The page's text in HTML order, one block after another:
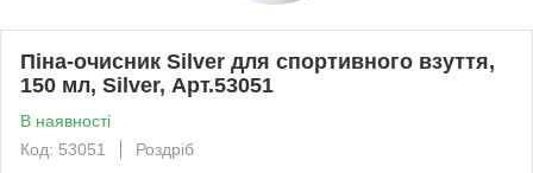
Піна-очисник Silver для спортивного взуття,
150 мл, Silver, Арт.53051
В наявності
Код: 53051
Роздріб